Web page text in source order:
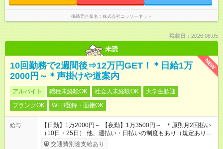
掲載元企業名 株式会社ニッソーネット
掲載日：2026.08.05
未読
NEW
10回勤務で2週間後⇒12万円GET！＊日給1万
2000円～＊声掛けや道案内
アルバイト 職種未経験OK 社会人未経験OK
大学生歓迎
ブランクOK
WEB登録・面接OK
給与
【日勤】1万2000円～ 【夜勤】1万3500円～ ＊原則月2回払い
（10日・25日） 他、週払い・日払いの制度もあり（規定あり）
＃日収1万円以上
交通費別途支給あり